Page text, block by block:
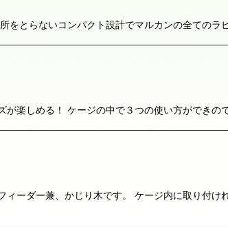
とらないコンパクト設計でマルカンの全てのラ
楽しめる！ ケージの中で３つの使い方ができの
ーダー兼、かじり木です。 ケージ内に取り付け